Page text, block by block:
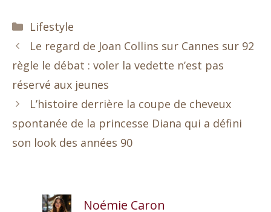
Catégories
Lifestyle
Le regard de Joan Collins sur Cannes sur 92
règle le débat : voler la vedette n’est pas
réservé aux jeunes
L’histoire derrière la coupe de cheveux
spontanée de la princesse Diana qui a défini
son look des années 90
Noémie Caron